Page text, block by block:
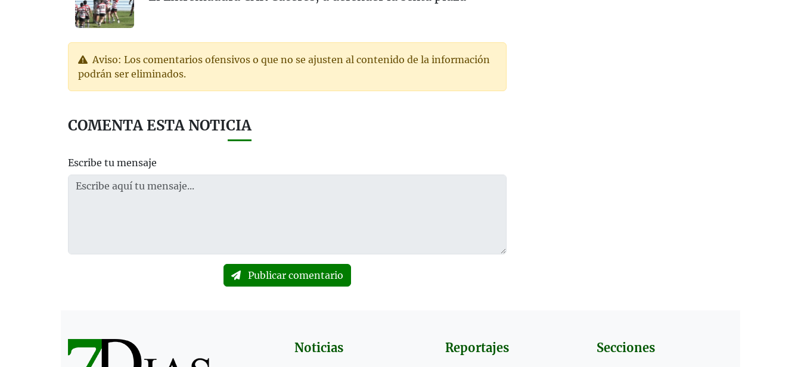
Aviso: Los comentarios ofensivos o que no se ajusten al contenido de la información
podrán ser eliminados.
COMENTA ESTA NOTICIA
Escribe tu mensaje
Publicar comentario
Noticias Reportajes Secciones